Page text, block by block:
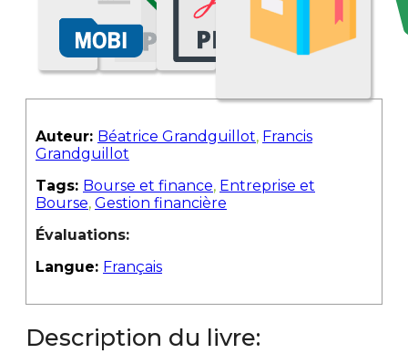
Auteur: Béatrice Grandguillot, Francis
Grandguillot
Tags: Bourse et finance, Entreprise et
Bourse, Gestion financière
Évaluations:
Langue: Français
Description du livre: